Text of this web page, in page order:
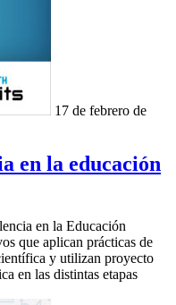
17 de febrero de
en la educación
en la Educación
que aplican prácticas de
y utilizan proyecto
en las distintas etapas